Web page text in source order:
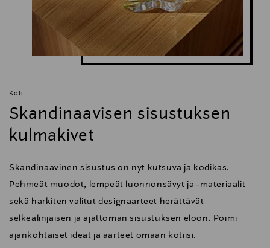
Koti
Skandinaavisen sisustuksen
kulmakivet
Skandinaavinen sisustus on nyt kutsuva ja kodikas.
Pehmeät muodot, lempeät luonnonsävyt ja -materiaalit
sekä harkiten valitut designaarteet herättävät
selkeälinjaisen ja ajattoman sisustuksen eloon. Poimi
ajankohtaiset ideat ja aarteet omaan kotiisi.